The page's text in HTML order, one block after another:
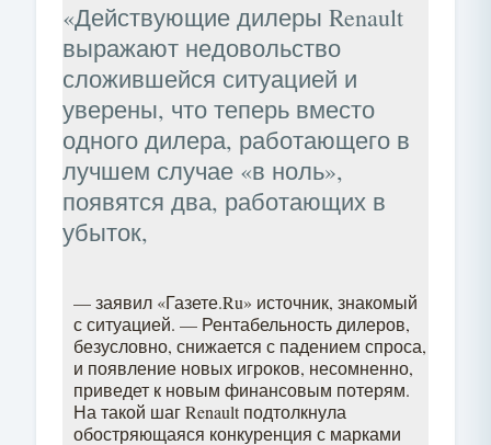
«Действующие дилеры Renault
выражают недовольство
сложившейся ситуацией и
уверены, что теперь вместо
одного дилера, работающего в
лучшем случае «в ноль»,
появятся два, работающих в
убыток,
— заявил «Газете.Ru» источник, знакомый
с ситуацией. — Рентабельность дилеров,
безусловно, снижается с падением спроса,
и появление новых игроков, несомненно,
приведет к новым финансовым потерям.
На такой шаг Renault подтолкнула
обостряющаяся конкуренция с марками